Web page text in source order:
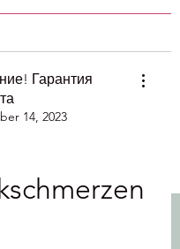
Гарантия
14, 2023